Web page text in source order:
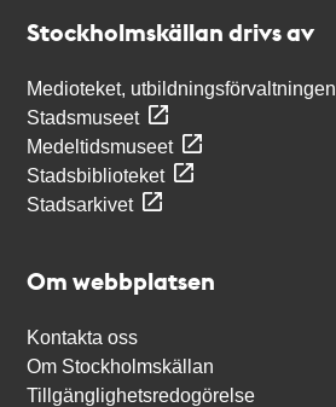
Stockholmskällan drivs av
Medioteket, utbildningsförvaltningen
Stadsmuseet
Medeltidsmuseet
Stadsbiblioteket
Stadsarkivet
Om webbplatsen
Kontakta oss
Om Stockholmskällan
Tillgänglighetsredogörelse